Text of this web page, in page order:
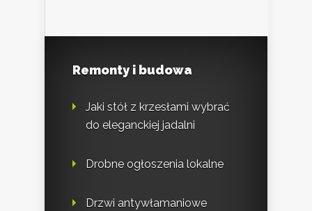
Remonty i budowa
Jaki stół z krzesłami wybrać
do eleganckiej jadalni
Drobne ogłoszenia lokalne
Drzwi antywłamaniowe